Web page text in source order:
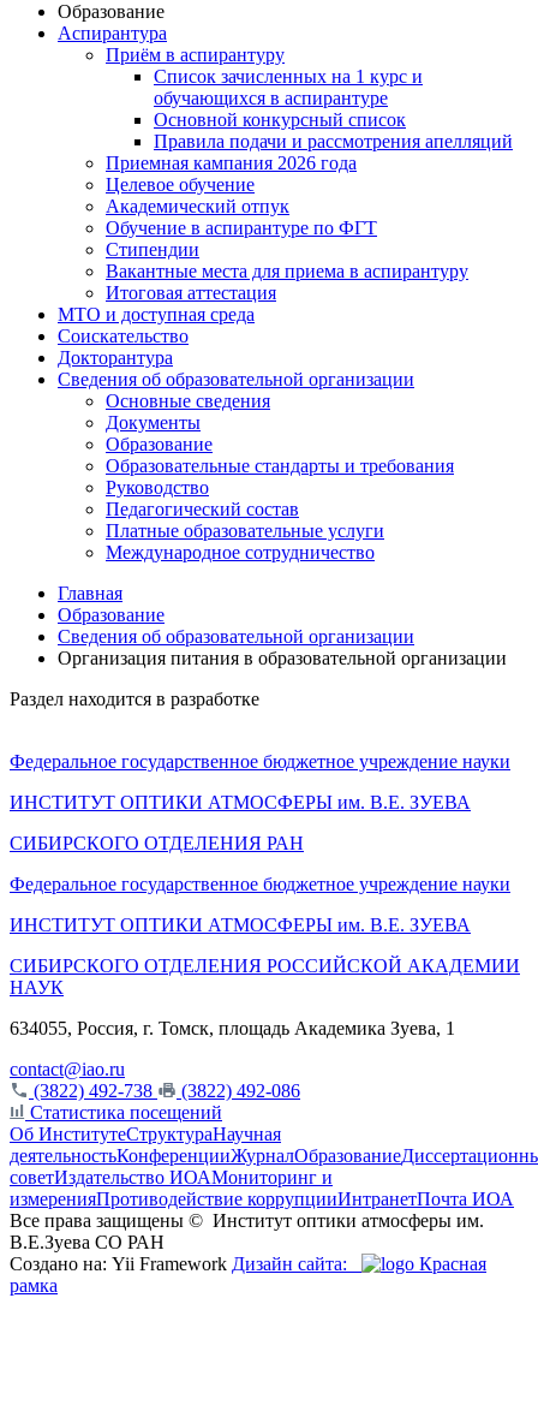
Образование
Аспирантура
Приём в аспирантуру
Список зачисленных на 1 курс и
обучающихся в аспирантуре
Основной конкурсный список
Правила подачи и рассмотрения апелляций
Приемная кампания 2026 года
Целевое обучение
Академический отпук
Обучение в аспирантуре по ФГТ
Стипендии
Вакантные места для приема в аспирантуру
Итоговая аттестация
МТО и доступная среда
Соискательство
Докторантура
Сведения об образовательной организации
Основные сведения
Документы
Образование
Образовательные стандарты и требования
Руководство
Педагогический состав
Платные образовательные услуги
Международное сотрудничество
Главная
Образование
Сведения об образовательной организации
Организация питания в образовательной организации
Раздел находится в разработке
Федеральное государственное бюджетное учреждение науки
ИНСТИТУТ ОПТИКИ АТМОСФЕРЫ им. В.Е. ЗУЕВА
СИБИРСКОГО ОТДЕЛЕНИЯ РАН
Федеральное государственное бюджетное учреждение науки
ИНСТИТУТ ОПТИКИ АТМОСФЕРЫ им. В.Е. ЗУЕВА
СИБИРСКОГО ОТДЕЛЕНИЯ РОССИЙСКОЙ АКАДЕМИИ
НАУК
634055, Россия, г. Томск, площадь Академика Зуева, 1
contact@iao.ru
(3822) 492-738
(3822) 492-086
Статистика посещений
Об ИнститутеСтруктураНаучная
деятельностьКонференцииЖурналОбразование
советИздательство ИОАМониторинг и
измеренияПротиводействие коррупцииИнтранетПочта ИОА
Все права защищены © Институт оптики атмосферы им.
В.Е.Зуева СО РАН
Создано на: Yii Framework Дизайн сайта:
Красная
рамка